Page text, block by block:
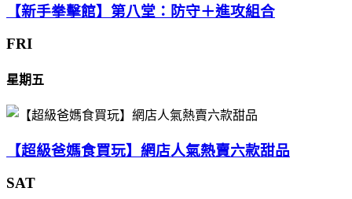
【新手拳擊館】第八堂：防守＋進攻組合
FRI
星期五
【超級爸媽食買玩】網店人氣熱賣六款甜品
SAT